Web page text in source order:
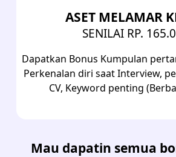
ASET MELAMAR
SENILAI RP.
Dapatkan Bonus Kumpulan
Perkenalan diri saat Interview,
CV, Keyword penting
Mau dapatin semua